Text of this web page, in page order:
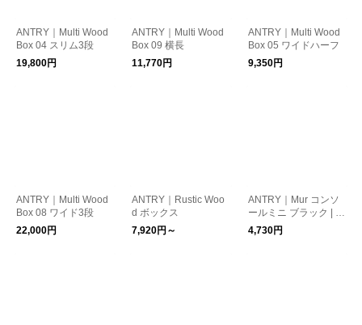
ANTRY｜Multi Wood
Box 04 スリム3段
19,800円
ANTRY｜Multi Wood
Box 09 横長
11,770円
ANTRY｜Multi Wood
Box 05 ワイドハーフ
9,350円
ANTRY｜Multi Wood
Box 08 ワイド3段
22,000円
ANTRY｜Rustic Woo
d ボックス
7,920円～
ANTRY｜Mur コンソ
ールミニ ブラック | ハ
ーフ
4,730円